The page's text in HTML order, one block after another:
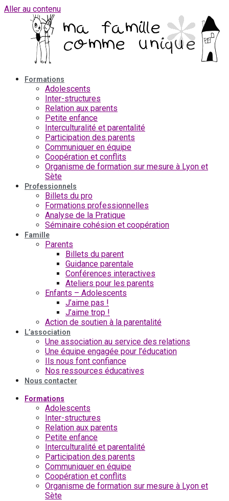
Aller au contenu
Formations
Adolescents
Inter-structures
Relation aux parents
Petite enfance
Interculturalité et parentalité
Participation des parents
Communiquer en équipe
Coopération et conflits
Organisme de formation sur mesure à Lyon et
Sète
Professionnels
Billets du pro
Formations professionnelles
Analyse de la Pratique
Séminaire cohésion et coopération
Famille
Parents
Billets du parent
Guidance parentale
Conférences interactives
Ateliers pour les parents
Enfants – Adolescents
J’aime pas !
J’aime trop !
Action de soutien à la parentalité
L’association
Une association au service des relations
Une équipe engagée pour l’éducation
Ils nous font confiance
Nos ressources éducatives
Nous contacter
Formations
Adolescents
Inter-structures
Relation aux parents
Petite enfance
Interculturalité et parentalité
Participation des parents
Communiquer en équipe
Coopération et conflits
Organisme de formation sur mesure à Lyon et
Sète